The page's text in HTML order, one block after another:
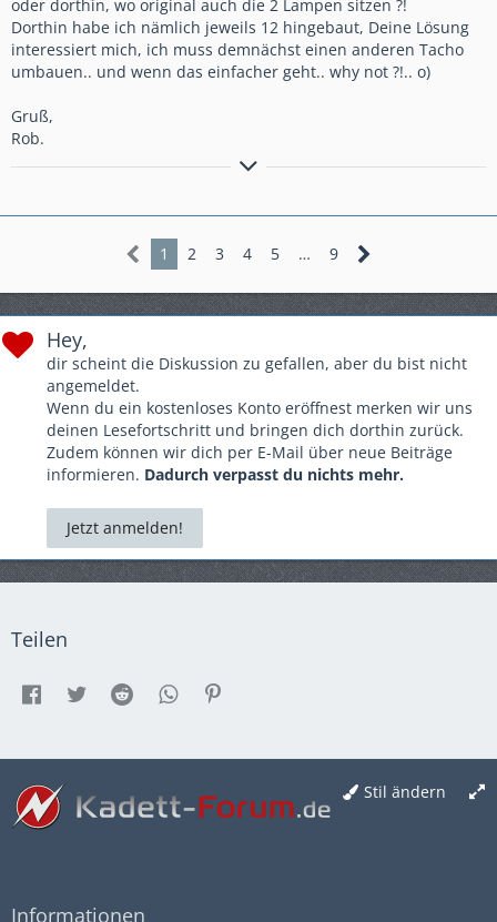
oder dorthin, wo original auch die 2 Lampen sitzen ?!
Dorthin habe ich nämlich jeweils 12 hingebaut, Deine Lösung
interessiert mich, ich muss demnächst einen anderen Tacho
umbauen.. und wenn das einfacher geht.. why not ?!.. o)
Gruß,
Rob.
Suche (stand 12/2014):
+++ Kadett-E Caravan Frisco/Club-Spezial Schürzen (v+h)
+++ TSW Imola 15" - 17" mit LK 4x100
1 2 3 4 5 … 9
Hey,
dir scheint die Diskussion zu gefallen, aber du bist nicht
angemeldet.
Wenn du ein kostenloses Konto eröffnest merken wir uns
deinen Lesefortschritt und bringen dich dorthin zurück.
Zudem können wir dich per E-Mail über neue Beiträge
informieren. Dadurch verpasst du nichts mehr.
Jetzt anmelden!
Teilen
Stil ändern
Informationen